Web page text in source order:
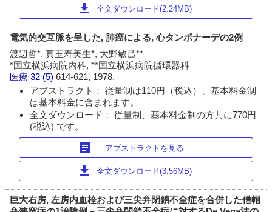
download 全文ダウンロード(2.24MB)
電気的交互脈を呈した, 肺癌による, 心タンポナーデの2例
渡辺哲*, 真玉寿美生*, 大野敏己**
*国立横浜病院内科, **国立横浜病院循環器科
医療 32 (5)614-621, 1978.
アブストラクト： 従量制は110円（税込）、基本料金制
は基本料金に含まれます。
全文ダウンロード： 従量制、基本料金制の方共に770円
(税込) です。
article アブストラクトを見る
download 全文ダウンロード(3.56MB)
巨大右房, 左房内血栓および三尖弁閉鎖不全症を合併した僧帽